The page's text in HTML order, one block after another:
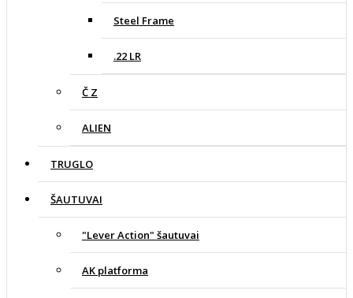
Steel Frame
.22 LR
Č Z
ALIEN
TRUGLO
ŠAUTUVAI
"Lever Action" šautuvai
AK platforma